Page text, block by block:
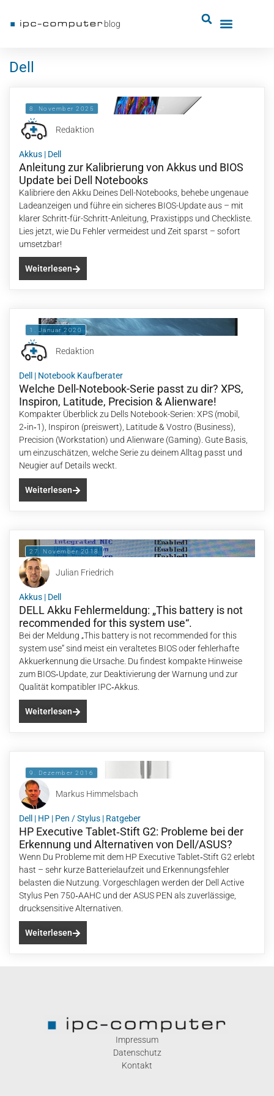
blog
Dell
8. November 2025
Redaktion
Akkus | Dell
Anleitung zur Kalibrierung von Akkus und BIOS
Update bei Dell Notebooks
Kalibriere den Akku Deines Dell-Notebooks, behebe ungenaue
Ladeanzeigen und führe ein sicheres BIOS-Update aus – mit
klarer Schritt-für-Schritt-Anleitung, Praxistipps und Checkliste.
Lies jetzt, wie Du Fehler vermeidest und Zeit sparst – sofort
umsetzbar!
Weiterlesen
1. Januar 2020
Redaktion
Dell | Notebook Kaufberater
Welche Dell-Notebook-Serie passt zu dir? XPS,
Inspiron, Latitude, Precision & Alienware!
Kompakter Überblick zu Dells Notebook-Serien: XPS (mobil,
2‑in‑1), Inspiron (preiswert), Latitude & Vostro (Business),
Precision (Workstation) und Alienware (Gaming). Gute Basis,
um einzuschätzen, welche Serie zu deinem Alltag passt und
Neugier auf Details weckt.
Weiterlesen
27. November 2018
Julian Friedrich
Akkus | Dell
DELL Akku Fehlermeldung: „This battery is not
recommended for this system use“.
Bei der Meldung „This battery is not recommended for this
system use“ sind meist ein veraltetes BIOS oder fehlerhafte
Akkuerkennung die Ursache. Du findest kompakte Hinweise
zum BIOS‑Update, zur Deaktivierung der Warnung und zur
Qualität kompatibler IPC‑Akkus.
Weiterlesen
9. Dezember 2016
Markus Himmelsbach
Dell | HP | Pen / Stylus | Ratgeber
HP Executive Tablet‑Stift G2: Probleme bei der
Erkennung und Alternativen von Dell/ASUS?
Wenn Du Probleme mit dem HP Executive Tablet‑Stift G2 erlebt
hast – sehr kurze Batterielaufzeit und Erkennungsfehler
belasten die Nutzung. Vorgeschlagen werden der Dell Active
Stylus Pen 750‑AAHC und der ASUS PEN als zuverlässige,
drucksensitive Alternativen.
Weiterlesen
Impressum
Datenschutz
Kontakt